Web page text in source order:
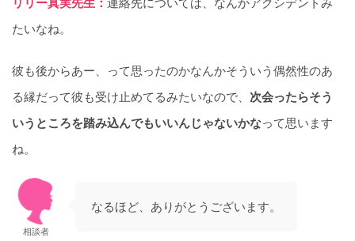
たいなね。
彼も後からあー、って思ったのかなんかそういう偶然性のあ
る縁だって彼も受け止めてるみたいなので、 次会ったらそう
いうところを踏み込んでもいいんじゃないかなって思います
ね。
相談者
なるほど、ありがとうございます。